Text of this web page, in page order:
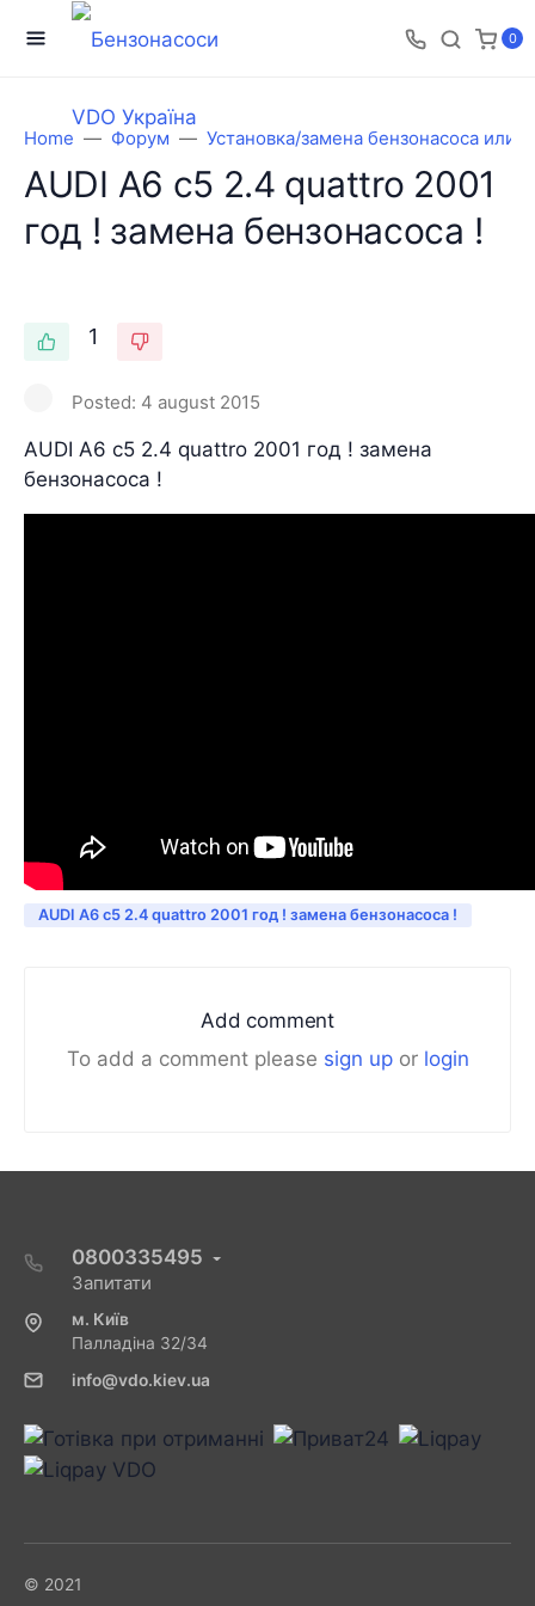
0
Home Форум Установка/замена бензонасоса или
AUDI A6 c5 2.4 quattro 2001
год ! замена бензонасоса !
1
Posted: 4 august 2015
AUDI A6 c5 2.4 quattro 2001 год ! замена
бензонасоса !
AUDI A6 c5 2.4 quattro 2001 год ! замена бензонасоса !
Add comment
To add a comment please sign upor login
0800335495
Запитати
м. Київ
Палладіна 32/34
info@vdo.kiev.ua
© 2021